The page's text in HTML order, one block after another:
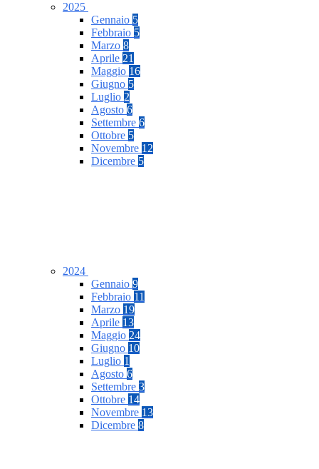
2025
Gennaio 5
Febbraio 5
Marzo 8
Aprile 21
Maggio 16
Giugno 5
Luglio 2
Agosto 6
Settembre 6
Ottobre 5
Novembre 12
Dicembre 5
2024
Gennaio 9
Febbraio 11
Marzo 19
Aprile 13
Maggio 24
Giugno 10
Luglio 1
Agosto 6
Settembre 3
Ottobre 14
Novembre 13
Dicembre 8